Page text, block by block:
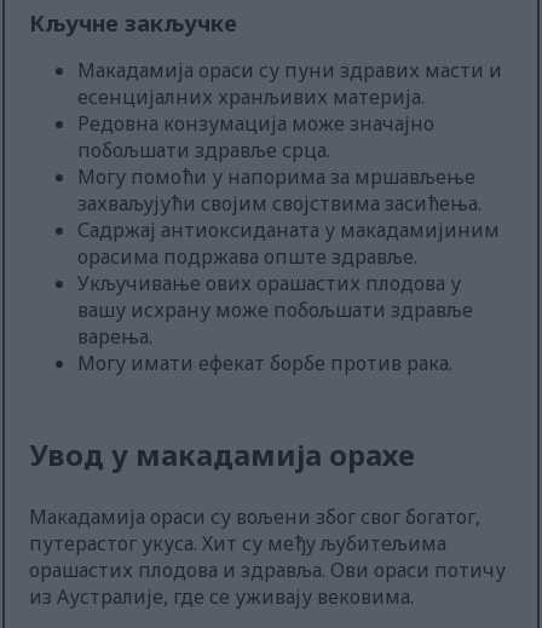
Кључне закључке
Макадамија ораси су пуни здравих масти и
есенцијалних хранљивих материја.
Редовна конзумација може значајно
побољшати здравље срца.
Могу помоћи у напорима за мршављење
захваљујући својим својствима засићења.
Садржај антиоксиданата у макадамијиним
орасима подржава опште здравље.
Укључивање ових орашастих плодова у
вашу исхрану може побољшати здравље
варења.
Могу имати ефекат борбе против рака.
Увод у макадамија орахе
Макадамија ораси су вољени због свог богатог,
путерастог укуса. Хит су међу љубитељима
орашастих плодова и здравља. Ови ораси потичу
из Аустралије, где се уживају вековима.